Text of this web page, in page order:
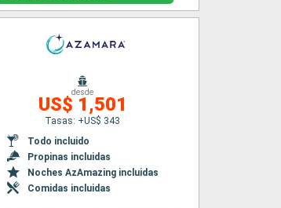
desde
US$ 1,501
Tasas: +US$ 343
Todo incluido
Propinas incluidas
Noches AzAmazing incluidas
Comidas incluidas